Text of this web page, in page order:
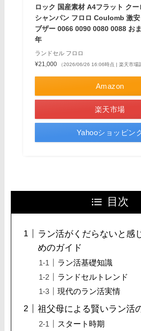
ロック 国産素材 A4フラット クー
シャンパン フロロ Coulomb 激
ブザー 0066 0090 0080 0088 お
年
ランドセル フロロ
¥21,000
（2026/06/26 16:06時点 | 楽天市場
Amazon
楽天市場
Yahooショッピン
目次
ラン活がくだらないと感
めのガイド
ラン活基礎知識
ランドセルトレンド
現代のラン活実情
祖父母による賢いラン活
スタート時期